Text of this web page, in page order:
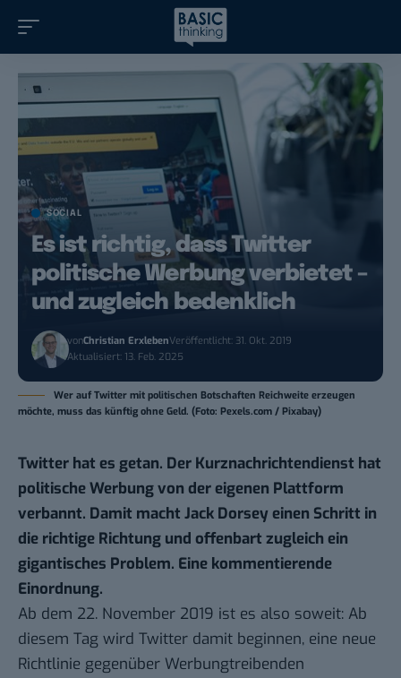
SOCIAL
Es ist richtig, dass Twitter
politische Werbung verbietet –
und zugleich bedenklich
vonChristian ErxlebenVeröffentlicht: 31. Okt. 2019
Aktualisiert: 13. Feb. 2025
Wer auf Twitter mit politischen Botschaften Reichweite erzeugen
möchte, muss das künftig ohne Geld. (Foto: Pexels.com / Pixabay)
Twitter hat es getan. Der Kurznachrichtendienst hat
politische Werbung von der eigenen Plattform
verbannt. Damit macht Jack Dorsey einen Schritt in
die richtige Richtung und offenbart zugleich ein
gigantisches Problem. Eine kommentierende
Einordnung.
Ab dem 22. November 2019 ist es also soweit: Ab
diesem Tag wird Twitter damit beginnen, eine neue
Richtlinie gegenüber Werbungtreibenden